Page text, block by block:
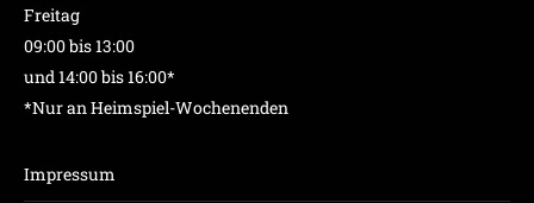
Freitag
09:00 bis 13:00
und 14:00 bis 16:00*
*Nur an Heimspiel-Wochenenden
Impressum